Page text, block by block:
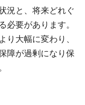
況と、将来どれぐ
必要があります。
り大幅に変わり、
障が過剰になり保